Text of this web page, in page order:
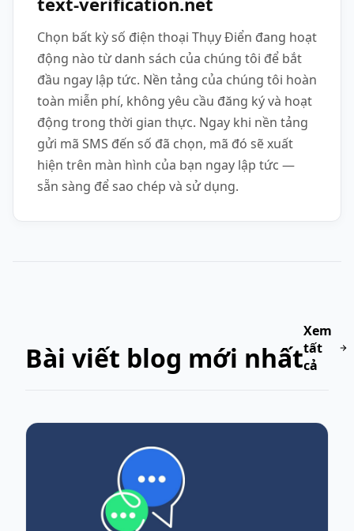
Chọn bất kỳ số điện thoại Thụy Điển đang hoạt
động nào từ danh sách của chúng tôi để bắt
đầu ngay lập tức. Nền tảng của chúng tôi hoàn
toàn miễn phí, không yêu cầu đăng ký và hoạt
động trong thời gian thực. Ngay khi nền tảng
gửi mã SMS đến số đã chọn, mã đó sẽ xuất
hiện trên màn hình của bạn ngay lập tức —
sẵn sàng để sao chép và sử dụng.
Bài viết blog mới nhất
Xem
tất
cả